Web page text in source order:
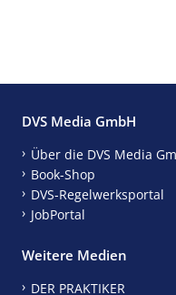
DVS Media GmbH
Über die DVS Media
Book-Shop
DVS-Regelwerksportal
JobPortal
Weitere Medien
DER PRAKTIKER